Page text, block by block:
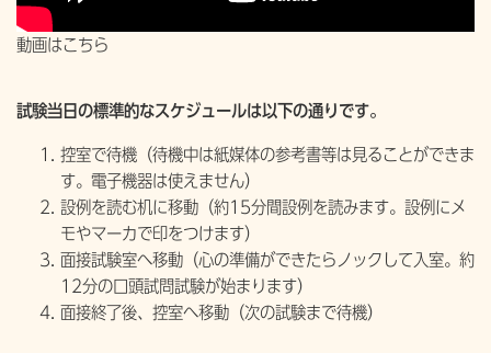
動画はこちら
試験当日の標準的なスケジュールは以下の通りです。
控室で待機（待機中は紙媒体の参考書等は見ることができま
す。電子機器は使えません）
設例を読む机に移動（約15分間設例を読みます。設例にメ
モやマーカで印をつけます）
面接試験室へ移動（心の準備ができたらノックして入室。約
12分の口頭試問試験が始まります）
面接終了後、控室へ移動（次の試験まで待機）